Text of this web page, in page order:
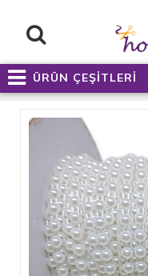
ÜRÜN ÇEŞİTLERİ